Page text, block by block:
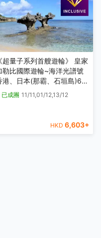
《超量子系列首艘遊輪》 皇家
勒比國際遊輪~海洋光譜號
港、日本(那霸、石垣島)6天
豪華郵輪假期【優遊全包】
【香港啟德郵輪碼頭往返】
已成團 11/11,01/12,13/12
HKD 6,603+